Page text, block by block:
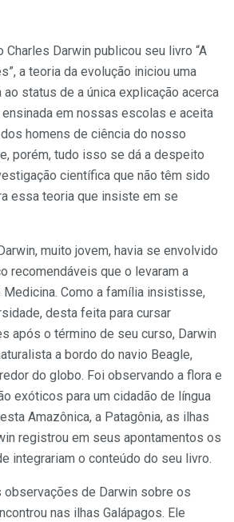
Charles Darwin publicou seu livro “A
a teoria da evolução iniciou uma
ao status de a única explicação acerca
em nos­sas escolas e aceita
homens de ciência do nosso
porém, tudo isso se dá a despeito
científica que não têm sido
essa teoria que insiste em se
muito jovem, havia se envolvido
recomendáveis que o levaram a
Como a família insistisse,
desta feita para cursar
após o término de seu curso, Darwin
a bordo do navio Beagle,
do globo. Foi observando a flora e
exóticos para um cidadão de língua
Amazônica, a Patagônia, as ilhas
registrou em seus apontamentos os
integrariam o conteúdo do seu livro.
observações de Darwin sobre os
nas ilhas Galápagos. Ele